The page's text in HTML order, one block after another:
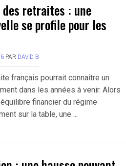
retraites : une
se profile pour les
PAR DAVID B
français pourrait connaître un
dans les années à venir. Alors
financier du régime
sur la table, une….